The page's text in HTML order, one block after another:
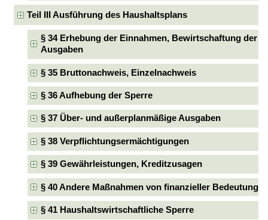
Teil III Ausführung des Haushaltsplans
§ 34 Erhebung der Einnahmen, Bewirtschaftung der
Ausgaben
§ 35 Bruttonachweis, Einzelnachweis
§ 36 Aufhebung der Sperre
§ 37 Über- und außerplanmäßige Ausgaben
§ 38 Verpflichtungsermächtigungen
§ 39 Gewährleistungen, Kreditzusagen
§ 40 Andere Maßnahmen von finanzieller Bedeutung
§ 41 Haushaltswirtschaftliche Sperre